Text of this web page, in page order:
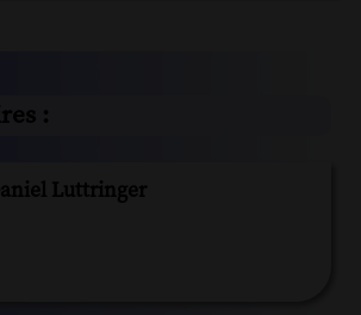
:
Luttringer